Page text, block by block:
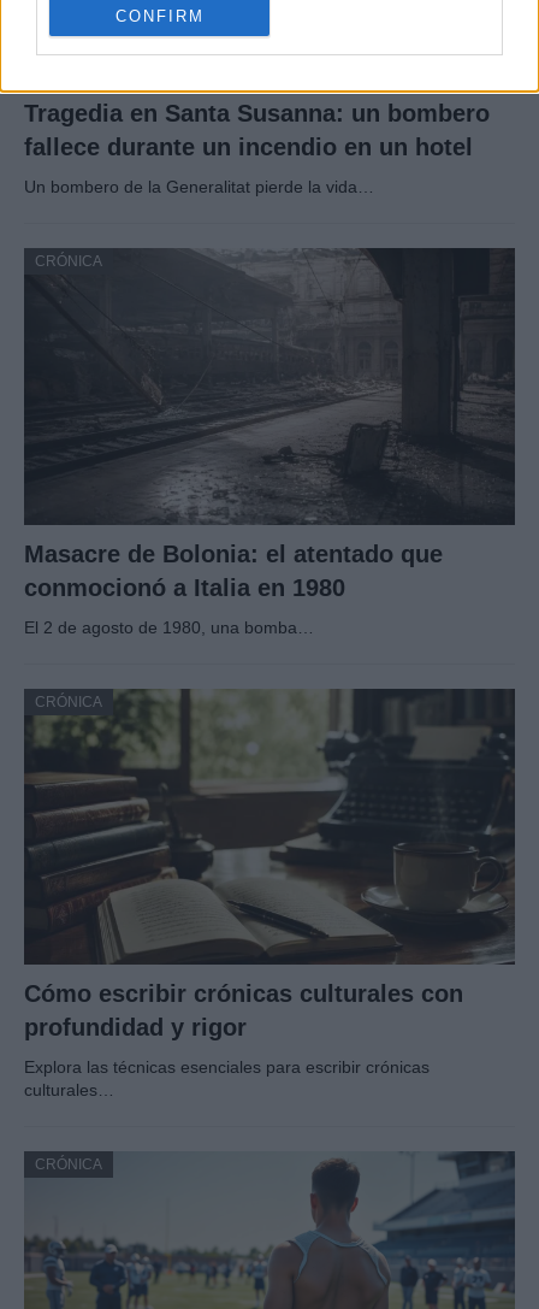
CONFIRM
Tragedia en Santa Susanna: un bombero
fallece durante un incendio en un hotel
Un bombero de la Generalitat pierde la vida…
CRÓNICA
Masacre de Bolonia: el atentado que
conmocionó a Italia en 1980
El 2 de agosto de 1980, una bomba…
CRÓNICA
Cómo escribir crónicas culturales con
profundidad y rigor
Explora las técnicas esenciales para escribir crónicas
culturales…
CRÓNICA